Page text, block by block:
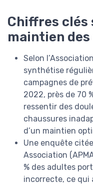
Chiffres clés
maintien
Selon
synthétise
campagnes de
2022, près de 70
ressentir des
chaussures
d’un maintien
Une enquête
Association
% des adultes
incorrecte, ce